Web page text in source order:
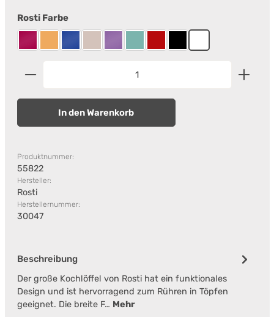
Rosti Farbeauswählen
Beetroot
CurryElectric blue
HumusLavenderNordic Green
Rot Schwarz
Weiß
Produkt Anzahl: Gib den gewünschten Wert ein
In den Warenkorb
Produktnummer:
55822
Hersteller:
Rosti
Herstellernummer:
30047
Beschreibung
Der große Kochlöffel von Rosti hat ein funktionales
Design und ist hervorragend zum Rühren in Töpfen
geeignet. Die breite F… Mehr